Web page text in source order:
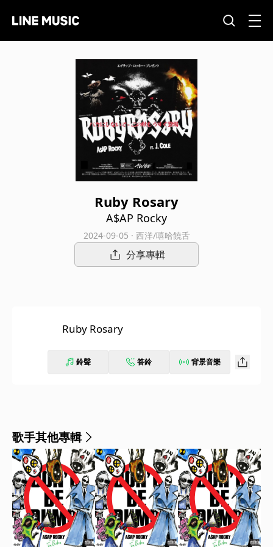
Ruby Rosary
A$AP Rocky
2024-09-05 · 西洋/嘻哈饒舌
分享專輯
Ruby Rosary
鈴聲 答鈴 背景音樂
歌手其他專輯